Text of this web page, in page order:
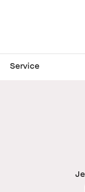
Service